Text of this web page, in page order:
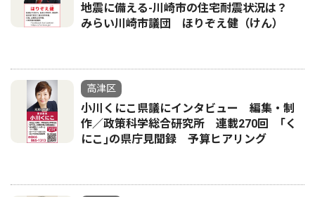
地震に備える-川崎市の住宅耐震状況は？
みらい川崎市議団 ほりぞえ健（けん）
高津区
小川くにこ県議にインタビュー 編集・制
作／政策科学総合研究所 連載270回 ｢く
にこ｣の県庁見聞録 予算ヒアリング